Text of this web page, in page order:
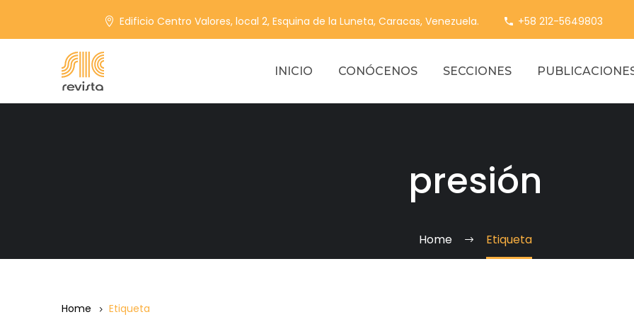
Edificio Centro Valores, local 2, Esquina de la Luneta, Caracas, Venezuela. +58 212-5649803
INICIO CONÓCENOS SECCIONES
presión
Home Etiqueta
Home Etiqueta